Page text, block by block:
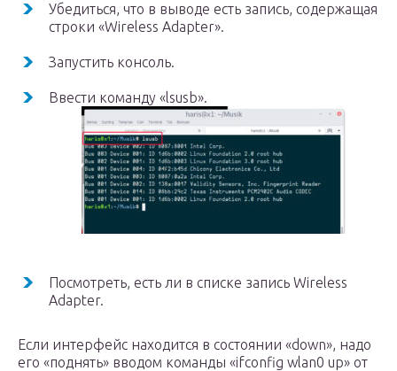
Убедиться, что в выводе есть запись, содержащая
строки «Wireless Adapter».
Запустить консоль.
Ввести команду «lsusb».
Посмотреть, есть ли в списке запись Wireless
Adapter.
Если интерфейс находится в состоянии «down», надо
его «поднять» вводом команды «ifconfig wlan0 up» от